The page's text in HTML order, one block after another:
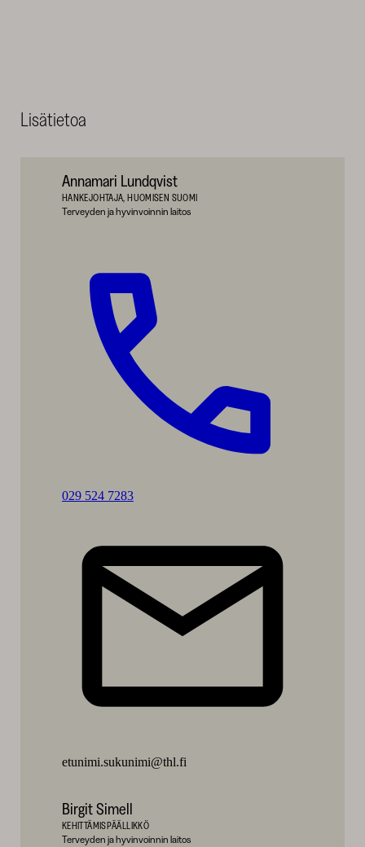
Lisätietoa
Annamari Lundqvist
HANKEJOHTAJA, HUOMISEN SUOMI
Terveyden ja hyvinvoinnin laitos
Soita:
029 524 7283
etunimi.sukunimi@thl.fi
Birgit Simell
KEHITTÄMISPÄÄLLIKKÖ
Terveyden ja hyvinvoinnin laitos